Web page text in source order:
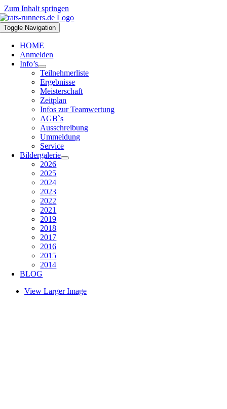
Zum Inhalt springen
Toggle Navigation
HOME
Anmelden
Info’s
Teilnehmerliste
Ergebnisse
Meisterschaft
Zeitplan
Infos zur Teamwertung
AGB`s
Ausschreibung
Ummeldung
Service
Bildergalerie
2026
2025
2024
2023
2022
2021
2019
2018
2017
2016
2015
2014
BLOG
View Larger Image